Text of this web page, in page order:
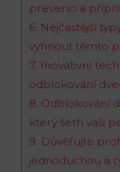
prevenci a
6. Nejčastější
vyhnout těmto‌
7. ⁤Inovativní
odblokování
8. Odblokování
který šetří vaši
9. Důvěřujte‍
jednoduchou a